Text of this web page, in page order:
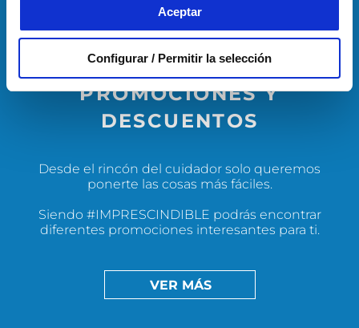
Aceptar
Configurar / Permitir la selección
PROMOCIONES Y
DESCUENTOS
Desde el rincón del cuidador solo queremos
ponerte las cosas más fáciles.
Siendo #IMPRESCINDIBLE podrás encontrar
diferentes promociones interesantes para ti.
VER MÁS